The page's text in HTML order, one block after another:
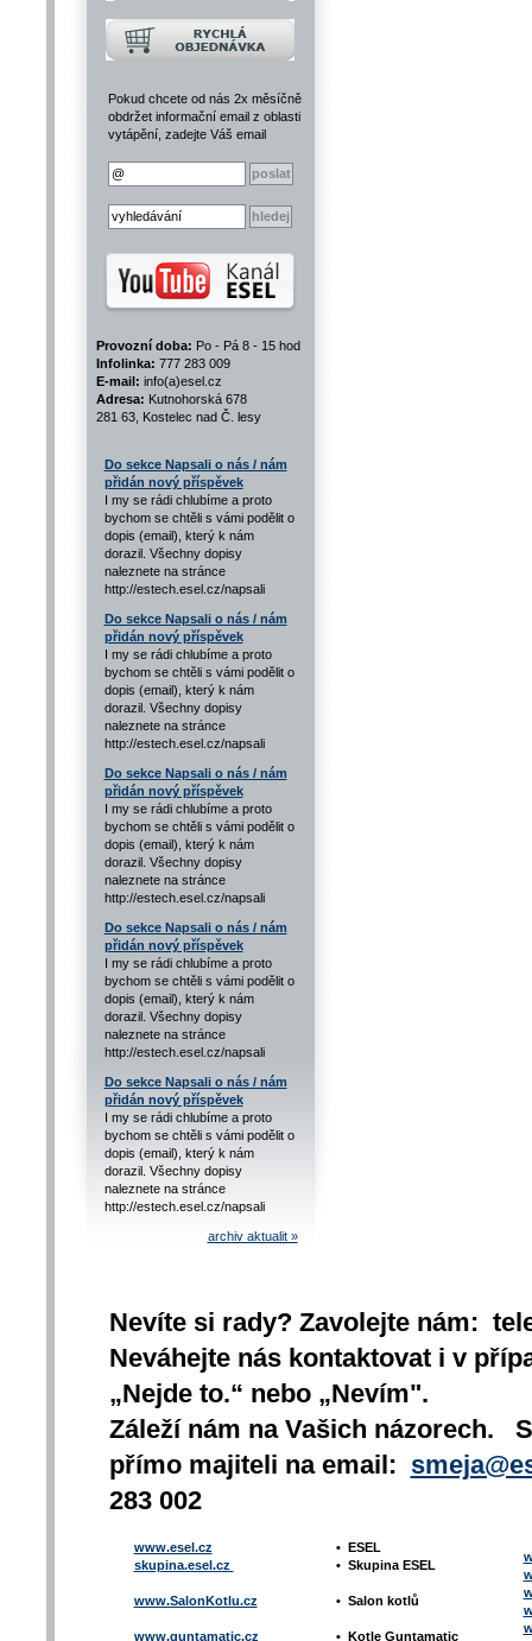
Pokud chcete od nás 2x měsíčně
obdržet informační email z oblasti
vytápění, zadejte Váš email
Provozní doba: Po - Pá 8 - 15 hod
Infolinka: 777 283 009
E-mail: info(a)esel.cz
Adresa: Kutnohorská 678
281 63, Kostelec nad Č. lesy
Do sekce Napsali o nás / nám
přidán nový příspěvek
I my se rádi chlubíme a proto
bychom se chtěli s vámi podělit o
dopis (email), který k nám
dorazil. Všechny dopisy
naleznete na stránce
http://estech.esel.cz/napsali
Do sekce Napsali o nás / nám
přidán nový příspěvek
I my se rádi chlubíme a proto
bychom se chtěli s vámi podělit o
dopis (email), který k nám
dorazil. Všechny dopisy
naleznete na stránce
http://estech.esel.cz/napsali
Do sekce Napsali o nás / nám
přidán nový příspěvek
I my se rádi chlubíme a proto
bychom se chtěli s vámi podělit o
dopis (email), který k nám
dorazil. Všechny dopisy
naleznete na stránce
http://estech.esel.cz/napsali
Do sekce Napsali o nás / nám
přidán nový příspěvek
I my se rádi chlubíme a proto
bychom se chtěli s vámi podělit o
dopis (email), který k nám
dorazil. Všechny dopisy
naleznete na stránce
http://estech.esel.cz/napsali
Do sekce Napsali o nás / nám
přidán nový příspěvek
I my se rádi chlubíme a proto
bychom se chtěli s vámi podělit o
dopis (email), který k nám
dorazil. Všechny dopisy
naleznete na stránce
http://estech.esel.cz/napsali
archiv aktualit »
Nevíte si rady? Zavolejte nám:
Neváhejte nás kontaktovat i v
„Nejde to.“ nebo „Nevím".
Záleží nám na Vašich názorech.
přímo majiteli na email:
283 002
www.esel.cz
skupina.esel.cz
www.SalonKotlu.cz
www.guntamatic.cz
• ESEL
• Skupina ESEL
• Salon kotlů
• Kotle Guntamatic